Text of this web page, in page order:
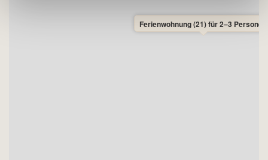
Ferienwohnung (21) für 2–3 Personen